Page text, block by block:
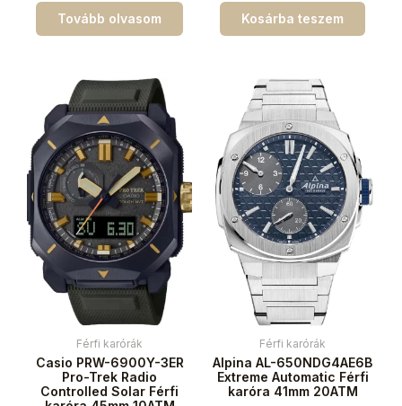
Tovább olvasom Kosárba teszem
Férfi karórák
Casio PRW-6900Y-3ER
Pro-Trek Radio
Controlled Solar Férfi
Férfi karórák
Alpina AL-650NDG4AE6B
Extreme Automatic Férfi
karóra 41mm 20ATM